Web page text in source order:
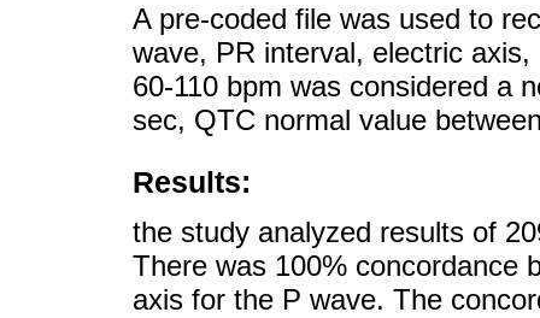
A pre-coded file was used to
wave, PR interval, electric
60-110 bpm was considered a
sec, QTC normal value
Results:
the study analyzed results of
There was 100% concordance
axis for the P wave. The